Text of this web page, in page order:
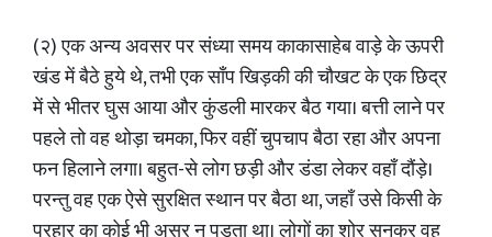
(२) एक अन्य अवसर पर संध्या समय काकासाहेब वाड़े के ऊपरी
खंड में बैठे हुये थे, तभी एक साँप खिड़की की चौखट के एक छिद्र
में से भीतर घुस आया और कुंडली मारकर बैठ गया। बत्ती लाने पर
पहले तो वह थोड़ा चमका, फिर वहीं चुपचाप बैठा रहा और अपना
फन हिलाने लगा। बहुत-से लोग छड़ी और डंडा लेकर वहाँ दौंड़े।
परन्तु वह एक ऐसे सुरक्षित स्थान पर बैठा था, जहाँ उसे किसी के